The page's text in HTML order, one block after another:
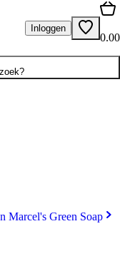
Inloggen
0.00
Marcel's Green Soap